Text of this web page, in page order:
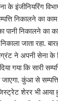
के इंजीनियरिंग
निकालने का
पानी निकालने का
जाता रहा.
ने अपनी सेना के
गया कि सारी
जाएगा. कुंआ से
शेरर भी आया